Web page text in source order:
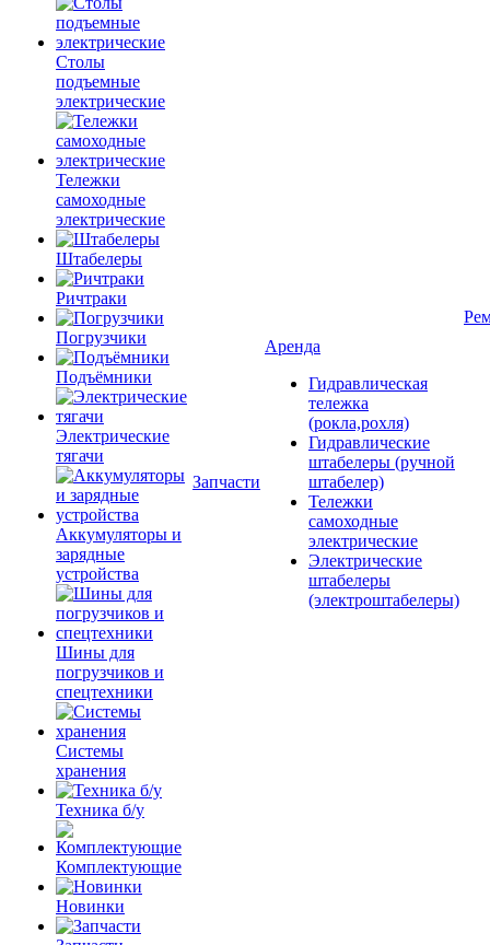
Столы
подъемные
электрические
Тележки
самоходные
электрические
Штабелеры
Ричтраки
Погрузчики
Подъёмники
Электрические
тягачи
Аккумуляторы и
зарядные
устройства
Шины для
погрузчиков и
спецтехники
Системы
хранения
Техника б/у
Комплектующие
Новинки
Запчасти
Аренда
Гидравлическая
тележка
(рокла,рохля)
Гидравлические
штабелеры (ручной
штабелер)
Тележки
самоходные
электрические
Электрические
штабелеры
(электроштабелеры)